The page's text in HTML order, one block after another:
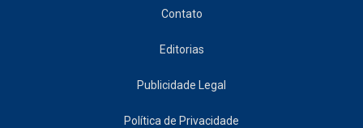
Contato
Editorias
Publicidade Legal
Política de Privacidade